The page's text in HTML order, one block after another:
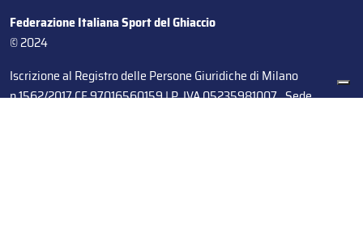
Federazione Italiana Sport del Ghiaccio
© 2024
Iscrizione al Registro delle Persone Giuridiche di Milano
n.1562/2017 CF 97016560159 | P. IVA 05235981007 Sede